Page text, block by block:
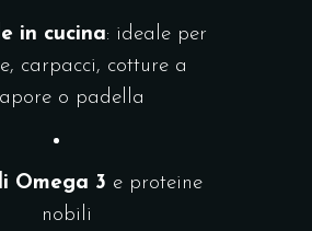
in cucina: ideale per
carpacci, cotture a
o padella
Omega 3 e proteine
nobili